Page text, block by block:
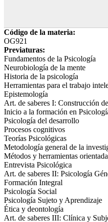
Código de la materia:
OG921
Previaturas:
Fundamentos de la Psicología
Neurobiología de la mente
Historia de la psicología
Herramientas para el trabajo
Epistemología
Art. de saberes I: Construcción
Inicio a la formación en
Psicología del desarrollo
Procesos cognitivos
Teorías Psicológicas
Metodología general de la
Métodos y herramientas
Entrevista Psicológica
Art. de saberes II: Psicología
Formación Integral
Psicología Social
Psicología Sujeto y Aprendizaje
Ética y deontología
Art. de saberes III: Clínica y